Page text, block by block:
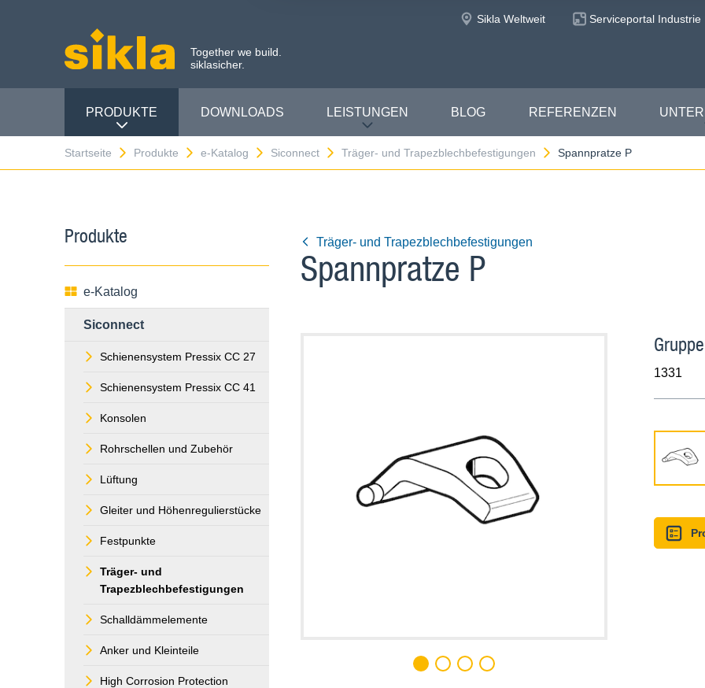
Together we build.
siklasicher.
Sikla Weltweit Serviceportal Industrie
PRODUKTE DOWNLOADS LEISTUNGEN BLOG REFERENZEN
Startseite Produkte e-Katalog Siconnect Träger- und Trapezblechbefestigungen Spannpratze P
Produkte
e-Katalog
Siconnect
Schienensystem Pressix CC 27
Schienensystem Pressix CC 41
Konsolen
Rohrschellen und Zubehör
Lüftung
Gleiter und Höhenregulierstücke
Festpunkte
Träger- und
Trapezblechbefestigungen
Schalldämmelemente
Anker und Kleinteile
High Corrosion Protection
Träger- und Trapezblechbefestigungen
Spannpratze P
1331